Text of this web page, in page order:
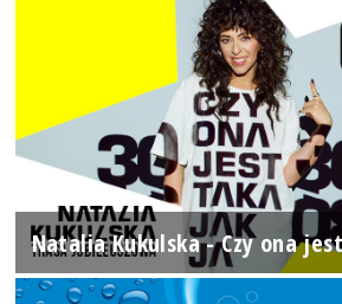
Natalia Kukulska - Czy ona